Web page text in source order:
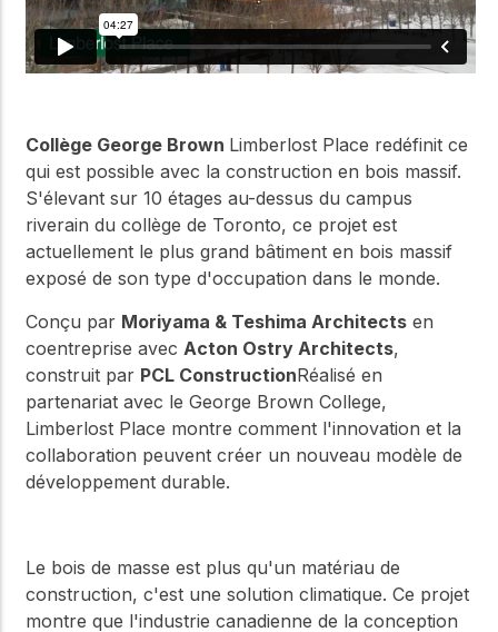
Collège George Brown Limberlost Place redéfinit ce
qui est possible avec la construction en bois massif.
S'élevant sur 10 étages au-dessus du campus
riverain du collège de Toronto, ce projet est
actuellement le plus grand bâtiment en bois massif
exposé de son type d'occupation dans le monde.
Conçu par Moriyama & Teshima Architects en
coentreprise avec Acton Ostry Architects,
construit par PCL ConstructionRéalisé en
partenariat avec le George Brown College,
Limberlost Place montre comment l'innovation et la
collaboration peuvent créer un nouveau modèle de
développement durable.
Le bois de masse est plus qu'un matériau de
construction, c'est une solution climatique. Ce projet
montre que l'industrie canadienne de la conception